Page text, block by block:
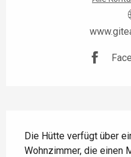
Die Hütte verfügt über
Wohnzimmer, die einen